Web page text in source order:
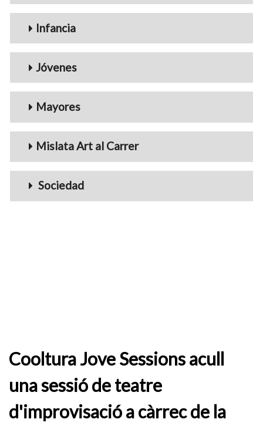
Infancia
Jóvenes
Mayores
Mislata Art al Carrer
Sociedad
Cooltura Jove Sessions acull
una sessió de teatre
d'improvisació a càrrec de la